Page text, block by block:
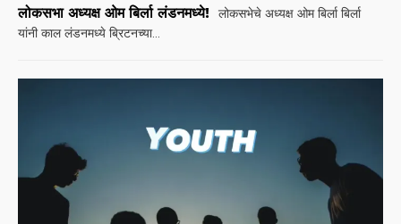
लोकसभा अध्यक्ष ओम बिर्ला लंडनमध्ये!
लोकसभेचे अध्यक्ष ओम बिर्ला बिर्ला
यांनी काल लंडनमध्ये ब्रिटनच्या...